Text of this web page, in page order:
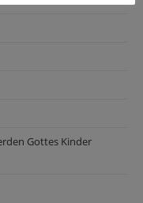
Gottes Kinder